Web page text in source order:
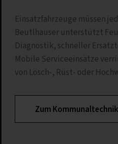
Einsatzfahrzeuge müssen
Beutlhauser unterstützt
Diagnostik, schneller
Mobile Serviceeinsätze
von Lösch-, Rüst- oder
Zum